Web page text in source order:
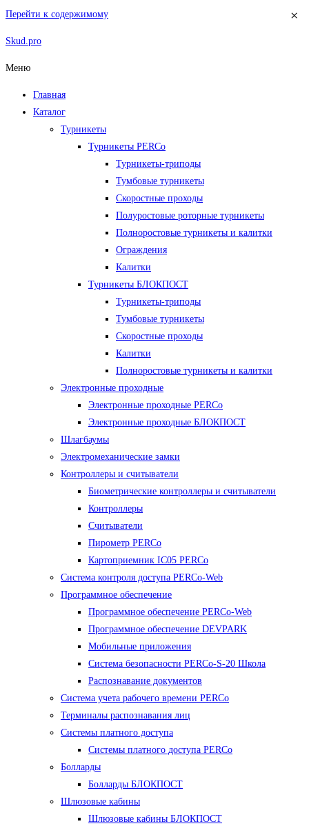
Перейти к содержимому
Skud.pro
Меню
Главная
Каталог
Турникеты
Турникеты PERCo
Турникеты-триподы
Тумбовые турникеты
Скоростные проходы
Полуростовые роторные турникеты
Полноростовые турникеты и калитки
Ограждения
Калитки
Турникеты БЛОКПОСТ
Турникеты-триподы
Тумбовые турникеты
Скоростные проходы
Калитки
Полноростовые турникеты и калитки
Электронные проходные
Электронные проходные PERCo
Электронные проходные БЛОКПОСТ
Шлагбаумы
Электромеханические замки
Контроллеры и считыватели
Биометрические контроллеры и считыватели
Контроллеры
Считыватели
Пирометр PERCo
Картоприемник IC05 PERCo
Система контроля доступа PERCo-Web
Программное обеспечение
Программное обеспечение PERCo-Web
Программное обеспечение DEVPARK
Мобильные приложения
Система безопасности PERCo-S-20 Школа
Распознавание документов
Система учета рабочего времени PERCo
Терминалы распознавания лиц
Cистемы платного доступа
Системы платного доступа PERCo
Болларды
Болларды БЛОКПОСТ
Шлюзовые кабины
Шлюзовые кабины БЛОКПОСТ
×